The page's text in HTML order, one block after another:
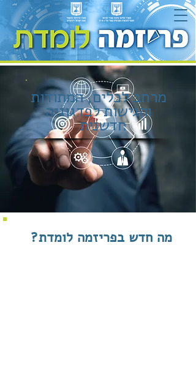
מרחב לכלים, המתודות
והגישות לפדגוגיה
חדשנית
מה חדש בפריזמה לומדת?